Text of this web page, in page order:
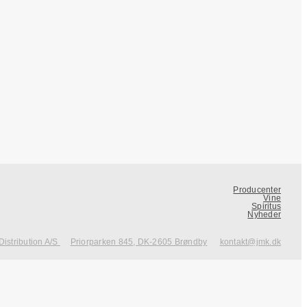
Producenter
Vine
Spiritus
Nyheder
A/S Priorparken 845, DK-2605 Brøndby kontakt@jmk.dk